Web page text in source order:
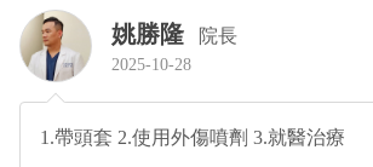
姚勝隆 院長
2025-10-28
1.帶頭套 2.使用外傷噴劑 3.就醫治療